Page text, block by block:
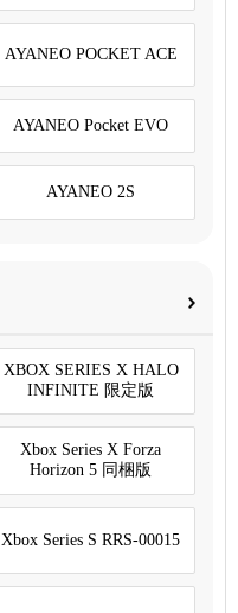
AYANEO POCKET ACE
AYANEO Pocket EVO
AYANEO 2S
XBOX SERIES X HALO
INFINITE 限定版
Xbox Series X Forza
Horizon 5 同梱版
Xbox Series S RRS-00015